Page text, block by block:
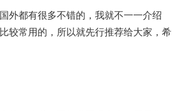
外都有很多不错的，我就不一一介绍
较常用的，所以就先行推荐给大家，希